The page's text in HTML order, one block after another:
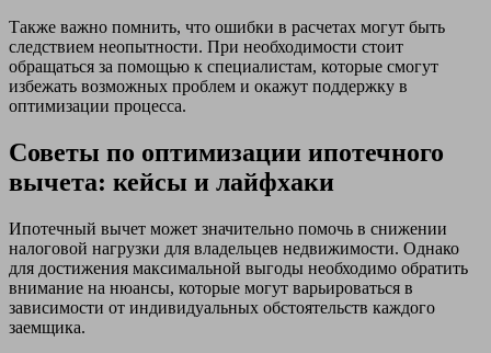
Также важно помнить, что ошибки в расчетах могут быть
следствием неопытности. При необходимости стоит
обращаться за помощью к специалистам, которые смогут
избежать возможных проблем и окажут поддержку в
оптимизации процесса.
Советы по оптимизации ипотечного
вычета: кейсы и лайфхаки
Ипотечный вычет может значительно помочь в снижении
налоговой нагрузки для владельцев недвижимости. Однако
для достижения максимальной выгоды необходимо обратить
внимание на нюансы, которые могут варьироваться в
зависимости от индивидуальных обстоятельств каждого
заемщика.